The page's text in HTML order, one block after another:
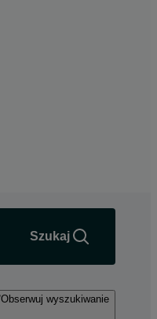
Szukaj
Obserwuj wyszukiwanie